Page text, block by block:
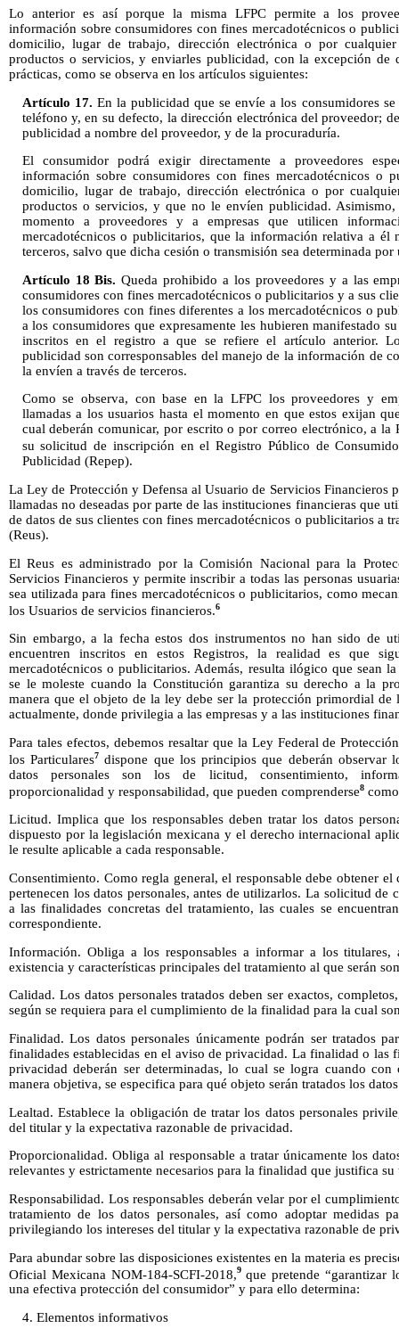
Lo anterior es así porque la misma LFPC permite a los
información sobre consumidores con fines mercadotécnicos o
domicilio, lugar de trabajo, dirección electrónica o por
productos o servicios, y enviarles publicidad, con la excepción de
prácticas, como se observa en los artículos siguientes:
Artículo 17. En la publicidad que se envíe a los consumidores
teléfono y, en su defecto, la dirección electrónica del proveedor;
publicidad a nombre del proveedor, y de la procuraduría.
El consumidor podrá exigir directamente a proveedores
información sobre consumidores con fines mercadotécnicos o
domicilio, lugar de trabajo, dirección electrónica o por
productos o servicios, y que no le envíen publicidad.
momento a proveedores y a empresas que utilicen
mercadotécnicos o publicitarios, que la información relativa a él
terceros, salvo que dicha cesión o transmisión sea determinada
Artículo 18 Bis. Queda prohibido a los proveedores y a las
consumidores con fines mercadotécnicos o publicitarios y a sus
los consumidores con fines diferentes a los mercadotécnicos o
a los consumidores que expresamente les hubieren manifestado
inscritos en el registro a que se refiere el artículo anterior.
publicidad son corresponsables del manejo de la información de
la envíen a través de terceros.
Como se observa, con base en la LFPC los proveedores y
llamadas a los usuarios hasta el momento en que estos exijan
cual deberán comunicar, por escrito o por correo electrónico, a la
su solicitud de inscripción en el Registro Público de
Publicidad (Repep).
La Ley de Protección y Defensa al Usuario de Servicios Financieros
llamadas no deseadas por parte de las instituciones financieras que
de datos de sus clientes con fines mercadotécnicos o publicitarios a
(Reus).
El Reus es administrado por la Comisión Nacional para la
Servicios Financieros y permite inscribir a todas las personas
sea utilizada para fines mercadotécnicos o publicitarios, como
los Usuarios de servicios financieros.6
Sin embargo, a la fecha estos dos instrumentos no han sido de
encuentren inscritos en estos Registros, la realidad es que
mercadotécnicos o publicitarios. Además, resulta ilógico que sean
se le moleste cuando la Constitución garantiza su derecho a la
manera que el objeto de la ley debe ser la protección primordial de
actualmente, donde privilegia a las empresas y a las instituciones
Para tales efectos, debemos resaltar que la Ley Federal de
los Particulares7 dispone que los principios que deberán observar
datos personales son los de licitud, consentimiento,
proporcionalidad y responsabilidad, que pueden comprenderse8 como
Licitud. Implica que los responsables deben tratar los datos
dispuesto por la legislación mexicana y el derecho internacional
le resulte aplicable a cada responsable.
Consentimiento. Como regla general, el responsable debe obtener
pertenecen los datos personales, antes de utilizarlos. La solicitud de
a las finalidades concretas del tratamiento, las cuales se
correspondiente.
Información. Obliga a los responsables a informar a los
existencia y características principales del tratamiento al que serán
Calidad. Los datos personales tratados deben ser exactos,
según se requiera para el cumplimiento de la finalidad para la cual
Finalidad. Los datos personales únicamente podrán ser tratados
finalidades establecidas en el aviso de privacidad. La finalidad o las
privacidad deberán ser determinadas, lo cual se logra cuando
manera objetiva, se especifica para qué objeto serán tratados los
Lealtad. Establece la obligación de tratar los datos personales
del titular y la expectativa razonable de privacidad.
Proporcionalidad. Obliga al responsable a tratar únicamente los
relevantes y estrictamente necesarios para la finalidad que justifica su
Responsabilidad. Los responsables deberán velar por el
tratamiento de los datos personales, así como adoptar medidas
privilegiando los intereses del titular y la expectativa razonable de
Para abundar sobre las disposiciones existentes en la materia es
Oficial Mexicana NOM-184-SCFI-2018,9que pretende “garantizar
una efectiva protección del consumidor” y para ello determina:
4. Elementos informativos